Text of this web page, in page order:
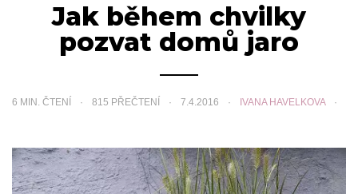
Jak během chvilky
pozvat domů jaro
6 MIN. ČTENÍ 815 PŘEČTENÍ 7.4.2016 IVANA HAVELKOVA